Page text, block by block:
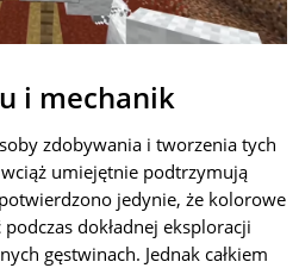
i mechanik
zdobywania i tworzenia tych
umiejętnie podtrzymują
jedynie, że kolorowe
dokładnej eksploracji
gęstwinach. Jednak całkiem